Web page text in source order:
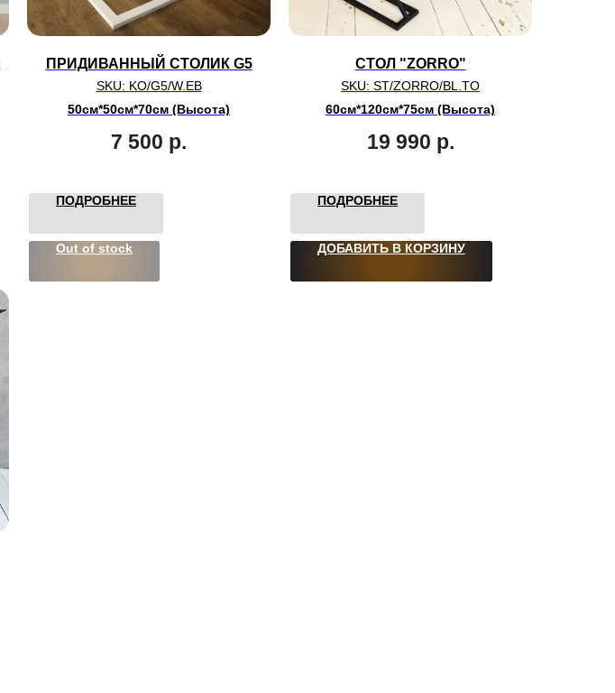
ПРИДИВАННЫЙ СТОЛИК G5
SKU: KO/G5/W.EB
50см*50см*70см (Высота)
7 500 р.
ПОДРОБНЕЕ
Out of stock
СТОЛ "ZORRO"
SKU: ST/ZORRO/BL.TO
60см*120см*75см (Высота)
19 990 р.
ПОДРОБНЕЕ
ДОБАВИТЬ В КОРЗИНУ